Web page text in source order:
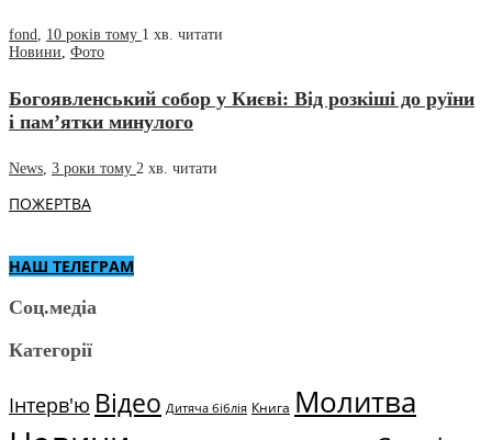
fond 10 років тому 1 хв. читати
Новини Фото
Богоявленський собор у Києві: Від розкіші до руїни
і пам’ятки минулого
News 3 роки тому 2 хв. читати
ПОЖЕРТВА
НАШ ТЕЛЕГРАМ
Соц.медіа
Категорії
Інтерв'ю Відео Дитяча біблія Книга Молитва